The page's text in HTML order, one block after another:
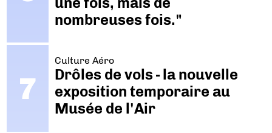
nombreuses fois."
Culture Aéro
Drôles de vols - la nouvelle
exposition temporaire au
Musée de l'Air